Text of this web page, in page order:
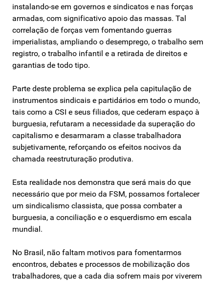
instalando-se em governos e sindicatos e nas forças
armadas, com significativo apoio das massas. Tal
correlação de forças vem fomentando guerras
imperialistas, ampliando o desemprego, o trabalho sem
registro, o trabalho infantil e a retirada de direitos e
garantias de todo tipo.
Parte deste problema se explica pela capitulação de
instrumentos sindicais e partidários em todo o mundo,
tais como a CSI e seus filiados, que cederam espaço à
burguesia, refutaram a necessidade da superação do
capitalismo e desarmaram a classe trabalhadora
subjetivamente, reforçando os efeitos nocivos da
chamada reestruturação produtiva.
Esta realidade nos demonstra que será mais do que
necessário que por meio da FSM, possamos fortalecer
um sindicalismo classista, que possa combater a
burguesia, a conciliação e o esquerdismo em escala
mundial.
No Brasil, não faltam motivos para fomentarmos
encontros, debates e processos de mobilização dos
trabalhadores, que a cada dia sofrem mais por viverem